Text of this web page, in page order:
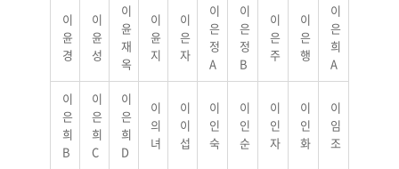
이
윤
경
이
윤
성
이
윤
재
옥
이
윤
지
이
은
자
이
은
정
A
이
은
정
B
이
은
주
이
은
행
이
은
희
A
이
은
희
B
이
은
희
C
이
은
희
D
이
의
녀
이
이
섭
이
인
숙
이
인
순
이
인
자
이
인
화
이
임
조